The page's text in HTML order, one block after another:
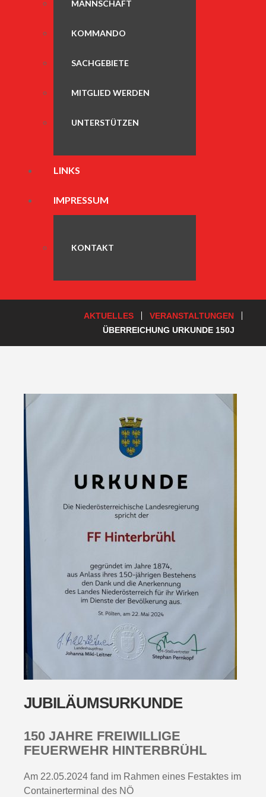
MANNSCHAFT
KOMMANDO
SACHGEBIETE
MITGLIED WERDEN
UNTERSTÜTZEN
LINKS
IMPRESSUM
KONTAKT
AKTUELLES
VERANSTALTUNGEN
ÜBERREICHUNG URKUNDE 150J
JUBILÄUMSURKUNDE
150 JAHRE FREIWILLIGE
FEUERWEHR HINTERBRÜHL
Am 22.05.2024 fand im Rahmen eines Festaktes im
Containerterminal des NÖ